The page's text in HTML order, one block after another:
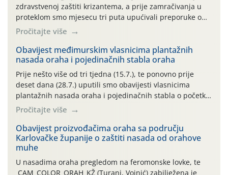
zdravstvenoj zaštiti krizantema, a prije zamračivanja u
proteklom smo mjesecu tri puta upućivali preporuke o
preventivnim mjerama zaštite krizantema od najčešćih
uzročnika bolesti, štetnika i fito-fagnih grinja (23.7., 14.7.,
06.7.)! Na početku ovog mjeseca je zabilježeno je
povijesno i ekstremno vruće meteorološko razdoblje, uz
najviše temperature […]
Pročitajte više
Obavijest međimurskim vlasnicima plantažnih
nasada oraha i pojedinačnih stabla oraha
Prije nešto više od tri tjedna (15.7.), te ponovno prije
deset dana (28.7.) uputili smo obavijesti vlasnicima
plantažnih nasada oraha i pojedinačnih stabla o početku
leta i ovogodišnjoj potrebi usmjerenog suzbijanja
orahove muhe (Rhagoletis completa)! Već dvanaest dana
traje drugi ovogodišnji “toplinski udar”, koji naročito
izražen zadnja šest dana (31.7.-05.8.), jer najviše
temperature zraka svakodnevno […]
Pročitajte više
Obavijest proizvođačima oraha sa području
Karlovačke županije o zaštiti nasada od orahove
muhe
U nasadima oraha pregledom na feromonske lovke, te
CAM_COLOR_ORAH_KŽ (Turanj, Vojnić) zabilježena je